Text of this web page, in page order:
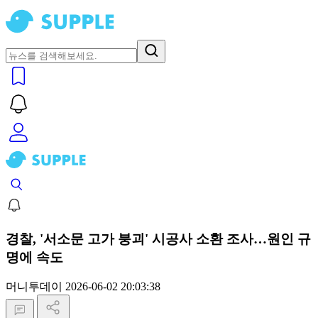
경찰, '서소문 고가 붕괴' 시공사 소환 조사…원인 규
명에 속도
머니투데이 2026-06-02 20:03:38